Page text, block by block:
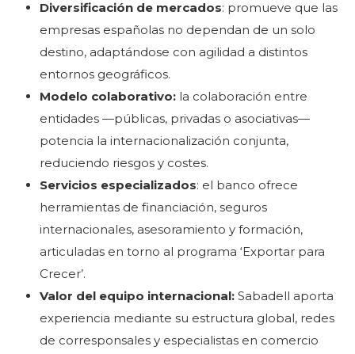
Diversificación de mercados: promueve que las
empresas españolas no dependan de un solo
destino, adaptándose con agilidad a distintos
entornos geográficos.
Modelo colaborativo: la colaboración entre
entidades —públicas, privadas o asociativas—
potencia la internacionalización conjunta,
reduciendo riesgos y costes.
Servicios especializados: el banco ofrece
herramientas de financiación, seguros
internacionales, asesoramiento y formación,
articuladas en torno al programa ‘Exportar para
Crecer’.
Valor del equipo internacional: Sabadell aporta
experiencia mediante su estructura global, redes
de corresponsales y especialistas en comercio